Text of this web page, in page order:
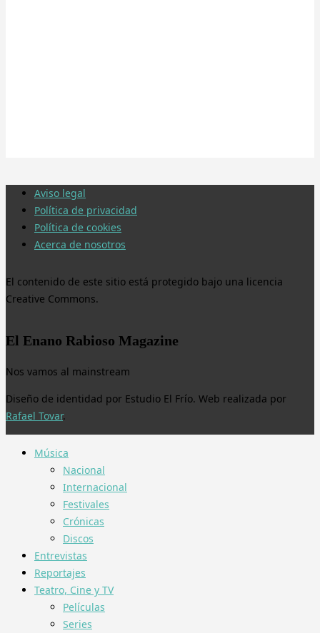
Aviso legal
Política de privacidad
Política de cookies
Acerca de nosotros
El contenido de este sitio está protegido bajo una licencia
Creative Commons.
El Enano Rabioso Magazine
Nos vamos al mainstream
Diseño de identidad por Estudio El Frío. Web realizada por
Rafael Tovar.
Música
Nacional
Internacional
Festivales
Crónicas
Discos
Entrevistas
Reportajes
Teatro, Cine y TV
Películas
Series